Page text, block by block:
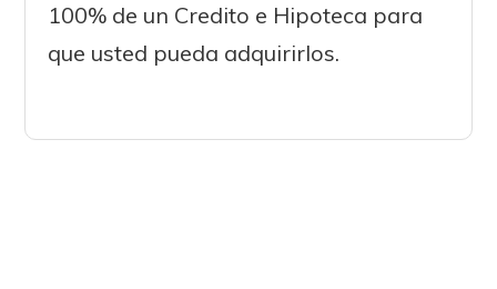
100% de un Credito e Hipoteca para
que usted pueda adquirirlos.